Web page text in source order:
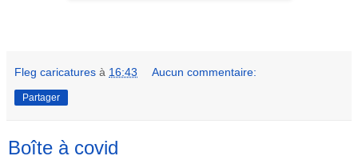
Fleg caricatures à 16:43 Aucun commentaire:
Partager
Boîte à covid